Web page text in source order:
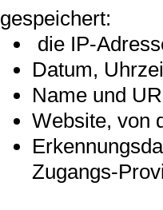
gespeichert:
die IP-
Datum,
Name und
Website, von
Zugangs-